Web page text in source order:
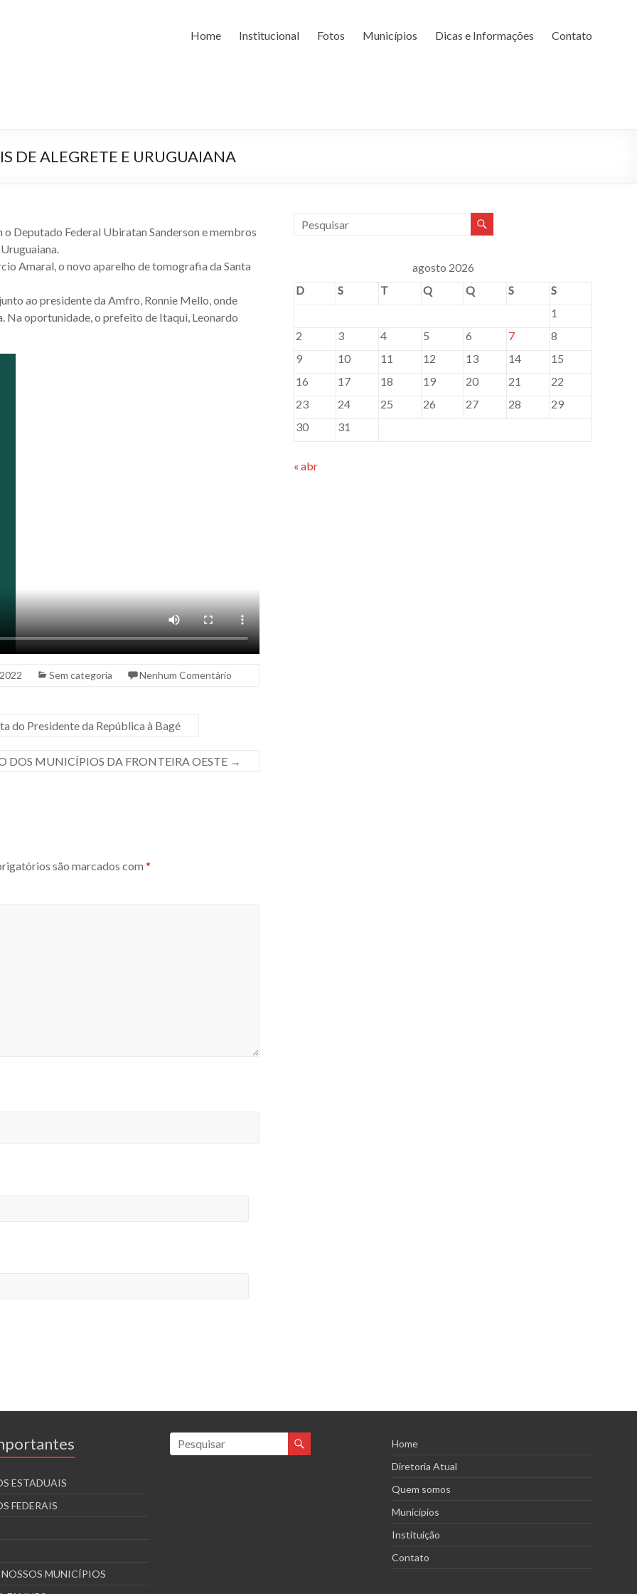
Home Institucional Fotos Municípios Dicas e Informações Contato
DE ALEGRETE E URUGUAIANA
Deputado Federal Ubiratan Sanderson e membros
Amaral, o novo aparelho de tomografia da Santa
ao presidente da Amfro, Ronnie Mello, onde
Na oportunidade, o prefeito de Itaqui, Leonardo
Sem categoria Nenhum Comentário
do Presidente da República à Bagé
DOS MUNICÍPIOS DA FRONTEIRA OESTE →
são marcados com *
agosto 2026
D
S T Q Q S
S
1
2
3 4 5 6 7
8
9
10 11 12 13 14
15
16
17 18 19 20 21
22
23
24 25 26 27 28
29
30
31
« abr
ESTADUAIS
FEDERAIS
MUNICÍPIOS
Home
Diretoria Atual
Quem somos
Municípios
Instituição
Contato